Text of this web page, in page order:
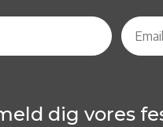
dig vores